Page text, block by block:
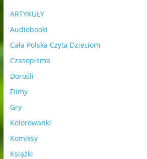
ARTYKUŁY
Audiobooki
Cała Polska Czyta Dzieciom
Czasopisma
Dorośli
Filmy
Gry
Kolorowanki
Komiksy
Książki